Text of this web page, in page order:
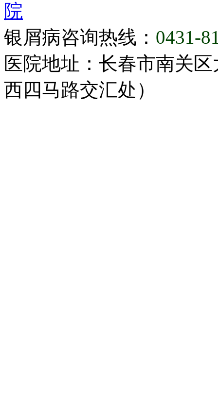
院
银屑病咨询热线： 0431-
医院地址：长春市南关
西四马路交汇处）